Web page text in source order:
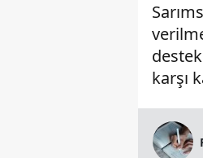
karşı